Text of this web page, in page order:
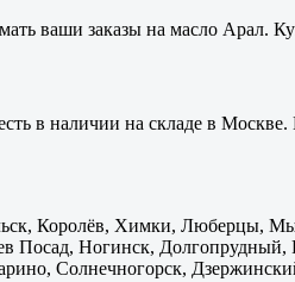
ваши заказы на масло Арал.
в наличии на складе в Москве.
Королёв, Химки, Люберцы,
Ногинск, Долгопрудный,
Солнечногорск,